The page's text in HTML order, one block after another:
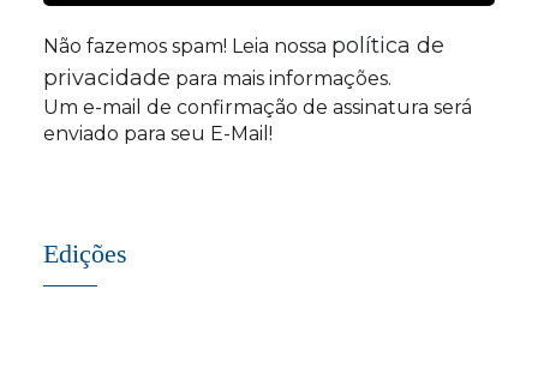
Não fazemos spam! Leia nossa política de
privacidade para mais informações.
Um e-mail de confirmação de assinatura será
enviado para seu E-Mail!
Edições